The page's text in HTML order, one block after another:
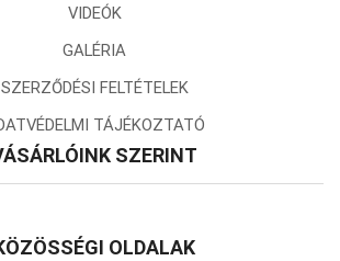
VIDEÓK
GALÉRIA
SZERZŐDÉSI FELTÉTELEK
TÁJÉKOZTATÓ
SZERINT
OLDALAK